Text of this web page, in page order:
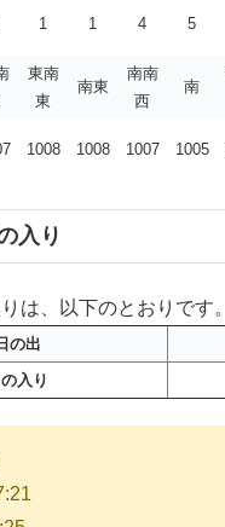
1 1 4 5
東南
東
南東
南南
西
南
1008 1008 1007 1005
入り
は、以下のとおりです。
の出
の入り